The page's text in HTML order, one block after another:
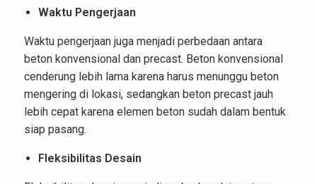
Waktu Pengerjaan
Waktu pengerjaan juga menjadi perbedaan antara
beton konvensional dan precast. Beton konvensional
cenderung lebih lama karena harus menunggu beton
mengering di lokasi, sedangkan beton precast jauh
lebih cepat karena elemen beton sudah dalam bentuk
siap pasang.
Fleksibilitas Desain